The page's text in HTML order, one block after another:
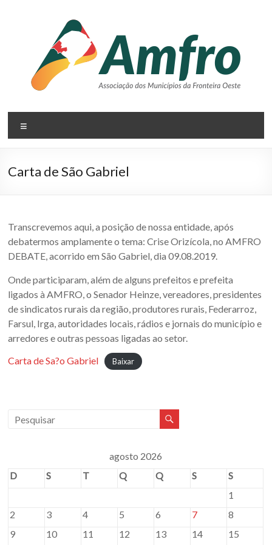
AMFRO
–
Associação
da
Fronteira
Oeste
–
RS
da
da
estado
do
Carta de São Gabriel
Transcrevemos aqui, a posição de nossa entidade, após
debatermos amplamente o tema: Crise Orizícola, no AMFRO
DEBATE, acorrido em São Gabriel, dia 09.08.2019.
Onde participaram, além de alguns prefeitos e prefeita
ligados à AMFRO, o Senador Heinze, vereadores, presidentes
de sindicatos rurais da região, produtores rurais, Federarroz,
Farsul, Irga, autoridades locais, rádios e jornais do município e
arredores e outras pessoas ligadas ao setor.
Carta de Sa?o Gabriel
Baixar
agosto 2026
D
S T Q Q S
S
1
2
3 4 5 6 7
8
9
10 11 12 13 14
15